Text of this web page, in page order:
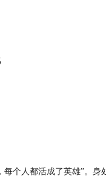
每个人都活成了英雄”。